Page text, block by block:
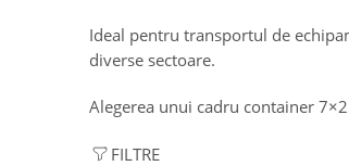
Ideal pentru transportul de
diverse sectoare.
Alegerea unui cadru container
FILTRE